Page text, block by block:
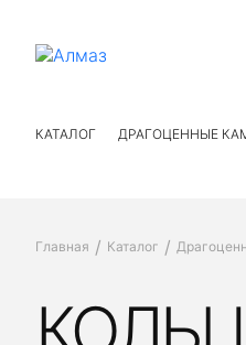
КАТАЛОГ ДРАГОЦЕННЫЕ
Главная Каталог